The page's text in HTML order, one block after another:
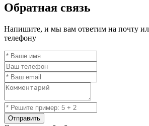
Обратная связь
Напишите, и мы вам ответим на почту
телефону
Отправить